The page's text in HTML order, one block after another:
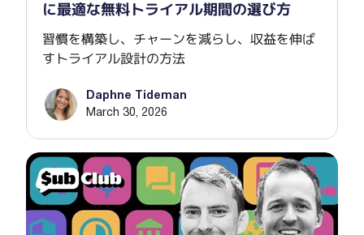
に最適な無料トライアル期間の選び方
習慣を構築し、チャーンを減らし、収益を伸ば
すトライアル設計の方法
Daphne Tideman
March 30, 2026
ハー